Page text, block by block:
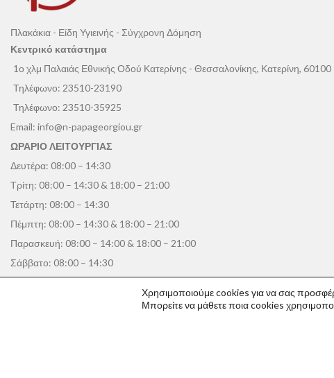
Πλακάκια - Είδη Υγιεινής - Σύγχρονη Δόμηση
Κεντρικό κατάστημα
1ο χλμ Παλαιάς Εθνικής Οδού Κατερίνης - Θεσσαλονίκης, Κατερίνη, 60100
Τηλέφωνο: 23510-23190
Τηλέφωνο: 23510-35925
Email: info@n-papageorgiou.gr
ΩΡΑΡΙΟ ΛΕΙΤΟΥΡΓΙΑΣ
Δευτέρα: 08:00 – 14:30
Τρίτη: 08:00 – 14:30 & 18:00 – 21:00
Τετάρτη: 08:00 – 14:30
Πέμπτη: 08:00 – 14:30 & 18:00 – 21:00
Παρασκευή: 08:00 – 14:00 & 18:00 – 21:00
Σάββατο: 08:00 – 14:30
Χρησιμοποιούμε cookies για να σας
Μπορείτε να μάθετε ποια cookies